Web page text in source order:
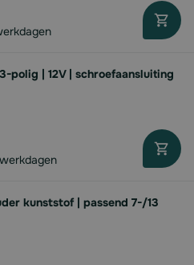
polig | 12V | schroefaansluiting
kunststof | passend 7-/13